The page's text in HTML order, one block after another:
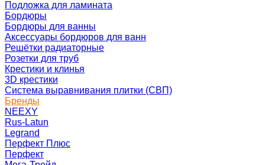
Подложка для ламината
Бордюры
Бордюры для ванны
Аксессуары бордюров для ванн
Решётки радиаторные
Розетки для труб
Крестики и клинья
3D крестики
Система выравнивания плитки (СВП)
Бренды
NEEXY
Rus-Latun
Legrand
Перфект Плюс
Перфект